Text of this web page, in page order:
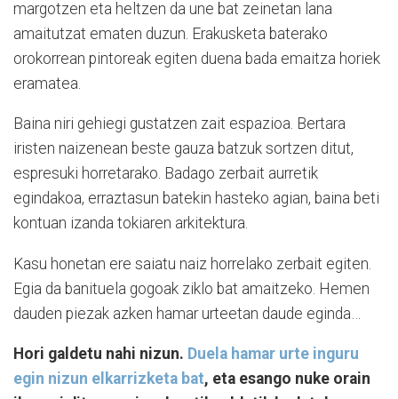
margotzen eta heltzen da une bat zeinetan lana
amaitutzat ematen duzun. Erakusketa baterako
orokorrean pintoreak egiten duena bada emaitza horiek
eramatea.
Baina niri gehiegi gustatzen zait espazioa. Bertara
iristen naizenean beste gauza batzuk sortzen ditut,
espresuki horretarako. Badago zerbait aurretik
egindakoa, erraztasun batekin hasteko agian, baina beti
kontuan izanda tokiaren arkitektura.
Kasu honetan ere saiatu naiz horrelako zerbait egiten.
Egia da banituela gogoak ziklo bat amaitzeko. Hemen
dauden piezak azken hamar urteetan daude eginda…
Hori galdetu nahi nizun. Duela hamar urte inguru
egin nizun elkarrizketa bat, eta esango nuke orain